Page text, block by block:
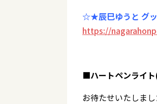
☆★辰巳ゆうと グ
https://
■ハートペンライ
お待たせいたしま